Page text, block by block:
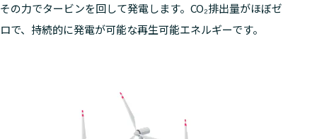
その力でタービンを回して発電します。CO₂排出量がほぼゼ
ロで、持続的に発電が可能な再生可能エネルギーです。